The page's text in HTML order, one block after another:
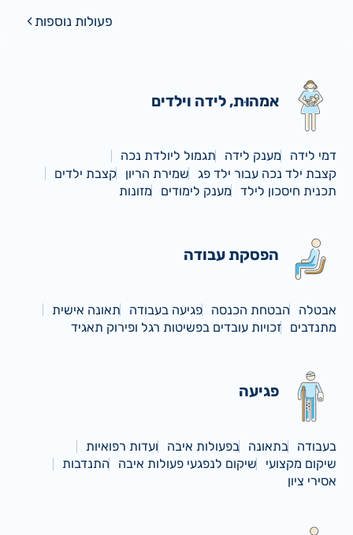
פעולות נוספות
אמהוּת, לידה וילדים
דמי לידה מענק לידה
תגמול ליולדת נכה
קצבת ילד נכה עבור ילד פג
שמירת הריון
קצבת ילדים
תכנית חיסכון לילד
מענק לימודים מזונות
הפסקת עבודה
אבטלה הבטחת הכנסה פגיעה בעבודה
תאונה אישית
מתנדבים
זכויות עובדים בפשיטות רגל ופירוק תאגיד
פגיעה
בעבודה בתאונה בפעולות איבה
ועדות רפואיות
שיקום מקצועי
שיקום לנפגעי פעולות איבה
התנדבות
אסירי ציון